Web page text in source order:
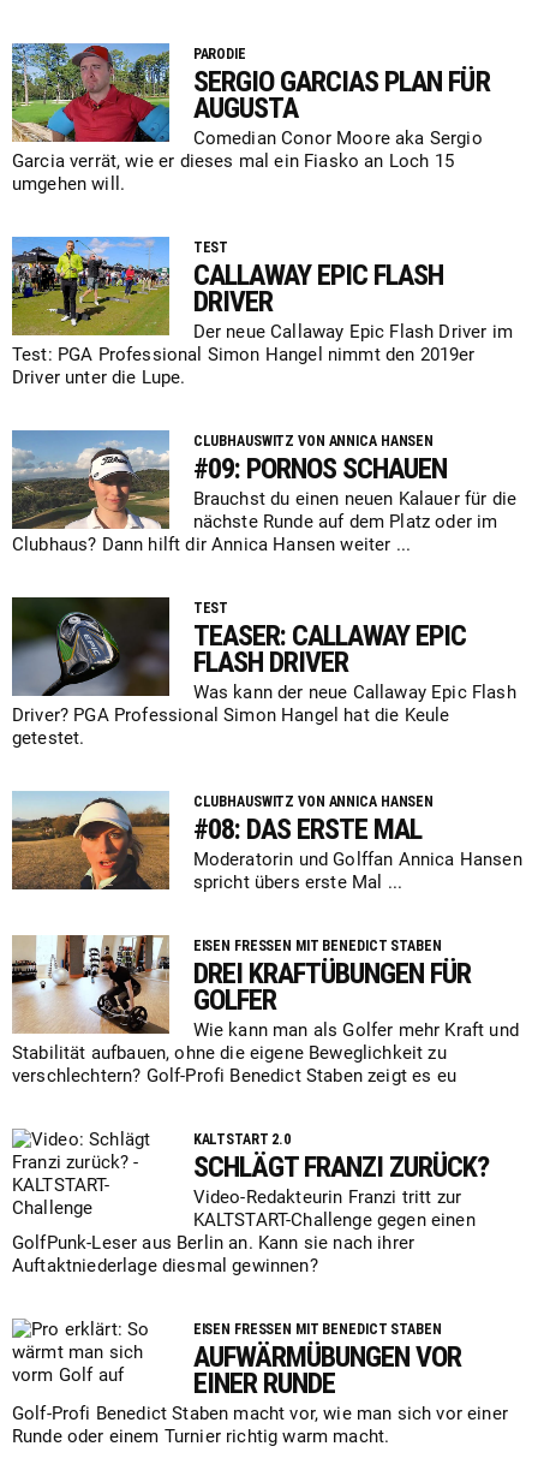
PARODIE
SERGIO GARCIAS PLAN FÜR
AUGUSTA
Comedian Conor Moore aka Sergio
Garcia verrät, wie er dieses mal ein Fiasko an Loch 15
umgehen will.
TEST
CALLAWAY EPIC FLASH
DRIVER
Der neue Callaway Epic Flash Driver im
Test: PGA Professional Simon Hangel nimmt den 2019er
Driver unter die Lupe.
CLUBHAUSWITZ VON ANNICA HANSEN
#09: PORNOS SCHAUEN
Brauchst du einen neuen Kalauer für die
nächste Runde auf dem Platz oder im
Clubhaus? Dann hilft dir Annica Hansen weiter ...
TEST
TEASER: CALLAWAY EPIC
FLASH DRIVER
Was kann der neue Callaway Epic Flash
Driver? PGA Professional Simon Hangel hat die Keule
getestet.
CLUBHAUSWITZ VON ANNICA HANSEN
#08: DAS ERSTE MAL
Moderatorin und Golffan Annica Hansen
spricht übers erste Mal ...
EISEN FRESSEN MIT BENEDICT STABEN
DREI KRAFTÜBUNGEN FÜR
GOLFER
Wie kann man als Golfer mehr Kraft und
Stabilität aufbauen, ohne die eigene Beweglichkeit zu
verschlechtern? Golf-Profi Benedict Staben zeigt es eu
KALTSTART 2.0
SCHLÄGT FRANZI ZURÜCK?
Video-Redakteurin Franzi tritt zur
KALTSTART-Challenge gegen einen
GolfPunk-Leser aus Berlin an. Kann sie nach ihrer
Auftaktniederlage diesmal gewinnen?
EISEN FRESSEN MIT BENEDICT STABEN
AUFWÄRMÜBUNGEN VOR
EINER RUNDE
Golf-Profi Benedict Staben macht vor, wie man sich vor einer
Runde oder einem Turnier richtig warm macht.